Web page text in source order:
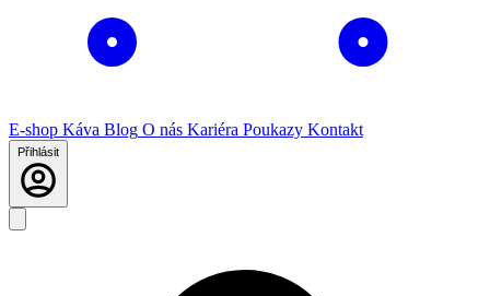
E-shop Káva Blog O nás Kariéra Poukazy Kontakt
Přihlásit